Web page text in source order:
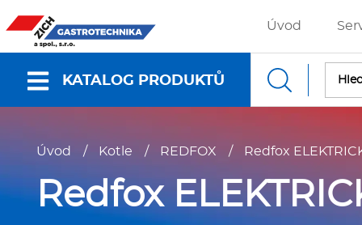
Úvod
KATALOG PRODUKTŮ
Nabídky a katalogy
Úvod / Kotle / REDFOX / Redfox
Redfox